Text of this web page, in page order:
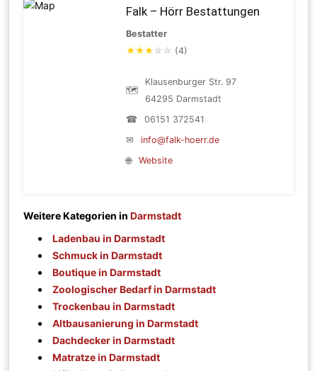
Falk – Hörr Bestattungen
Bestatter
★★★ ☆ ☆ (4)
🗺
Klausenburger Str. 97
64295 Darmstadt
☎
06151 372541
✉
info@falk-hoerr.de
🌐
Website
Weitere Kategorien inDarmstadt
Ladenbau in Darmstadt
Schmuck in Darmstadt
Boutique in Darmstadt
Zoologischer Bedarf in Darmstadt
Trockenbau in Darmstadt
Altbausanierung in Darmstadt
Dachdecker in Darmstadt
Matratze in Darmstadt